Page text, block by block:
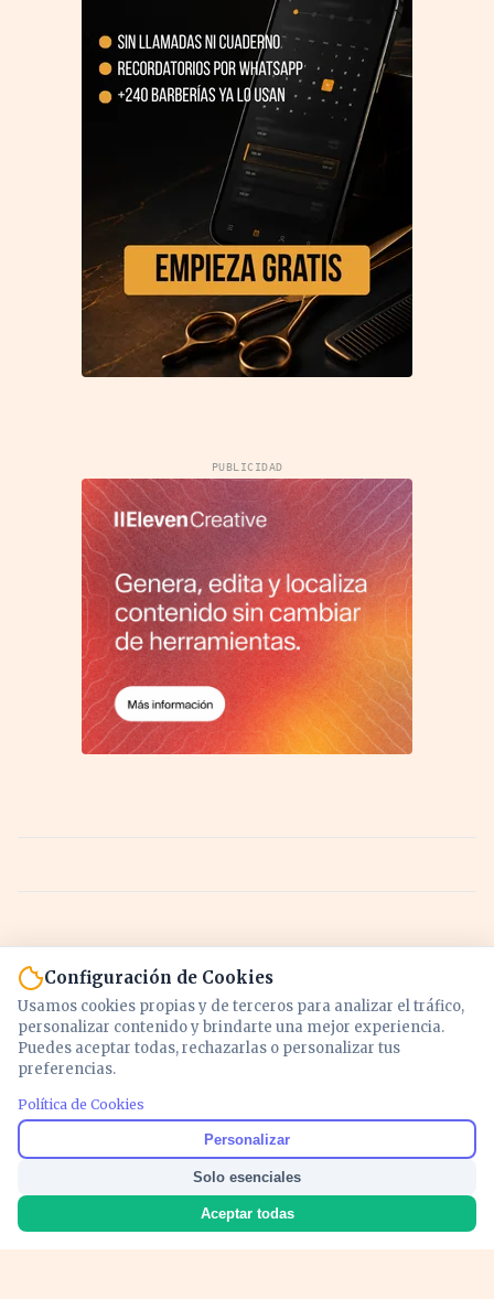
PUBLICIDAD
Noticias y análisis de economía, mercados,
inversión y política. Información actualizada
para entender lo que mueve tu dinero y tu
país.
Configuración de Cookies
Usamos cookies propias y de terceros para analizar el tráfico,
personalizar contenido y brindarte una mejor experiencia.
Puedes aceptar todas, rechazarlas o personalizar tus
preferencias.
Política de Cookies
Personalizar
Solo esenciales
Aceptar todas